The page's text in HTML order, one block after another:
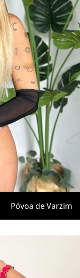
Póvoa de Varzim